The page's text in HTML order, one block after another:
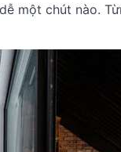
một chút nào.